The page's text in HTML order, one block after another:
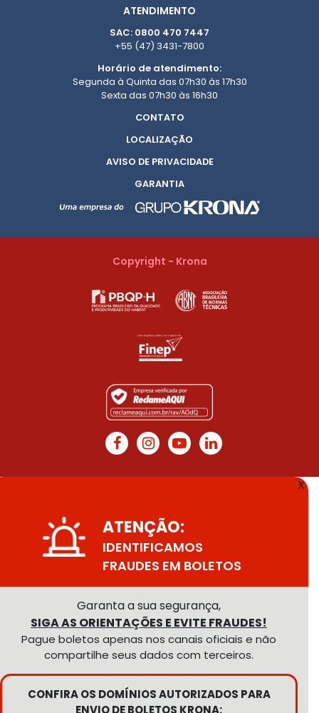
ATENDIMENTO
SAC: 0800 470 7447
+55 (47) 3431-7800
Horário de atendimento:
Segunda à Quinta das 07h30 às 17h30
Sexta das 07h30 às 16h30
CONTATO
LOCALIZAÇÃO
AVISO DE PRIVACIDADE
GARANTIA
Copyright - Krona
X
ATENÇÃO:
IDENTIFICAMOS
FRAUDES EM BOLETOS
Garanta a sua segurança,
SIGA AS ORIENTAÇÕES E EVITE FRAUDES!
Pague boletos apenas nos canais oficiais e não
compartilhe seus dados com terceiros.
CONFIRA OS DOMÍNIOS AUTORIZADOS PARA
ENVIO DE BOLETOS KRONA: